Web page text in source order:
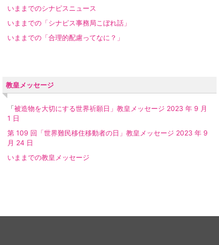
いままでのシナピスニュース
いままでの「シナピス事務局こぼれ話」
いままでの「合理的配慮ってなに？」
教皇メッセージ
「被造物を大切にする世界祈願日」教皇メッセージ 2023 年 9 月
1 日
第 109 回「世界難民移住移動者の日」教皇メッセージ 2023 年 9
月 24 日
いままでの教皇メッセージ